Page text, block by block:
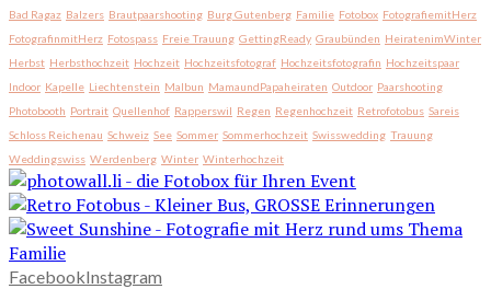
Bad Ragaz Balzers Brautpaarshooting Burg Gutenberg Familie Fotobox FotografiemitHerz
FotografinmitHerz Fotospass Freie Trauung GettingReady Graubünden HeiratenimWinter
Herbst Herbsthochzeit Hochzeit Hochzeitsfotograf Hochzeitsfotografin Hochzeitspaar
Indoor Kapelle Liechtenstein Malbun MamaundPapaheiraten Outdoor Paarshooting
Photobooth Portrait Quellenhof Rapperswil Regen Regenhochzeit Retrofotobus Sareis
Schloss Reichenau Schweiz See Sommer Sommerhochzeit Swisswedding Trauung
Weddingswiss Werdenberg Winter Winterhochzeit
FacebookInstagram